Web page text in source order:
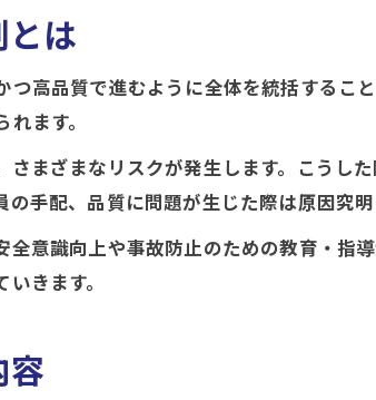
理が向いている人の特徴とは
も含めた施工管理の実態を解説
理の資格取得と年収アップの関係
理 年収の実際とキャリアパス
に見る施工管理の活躍フィールド
から施工管理に転職するポイント
理の将来性と安定性を徹底解説
は
高品質で進むように全体を統括するこ
ます。
まざまなリスクが発生します。こうし
手配、品質に問題が生じた際は原因究
意識向上や事故防止のための教育・指
きます。
容